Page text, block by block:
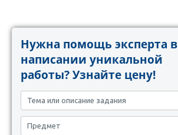
Нужна помощь эксперта в
написании уникальной
работы? Узнайте цену!